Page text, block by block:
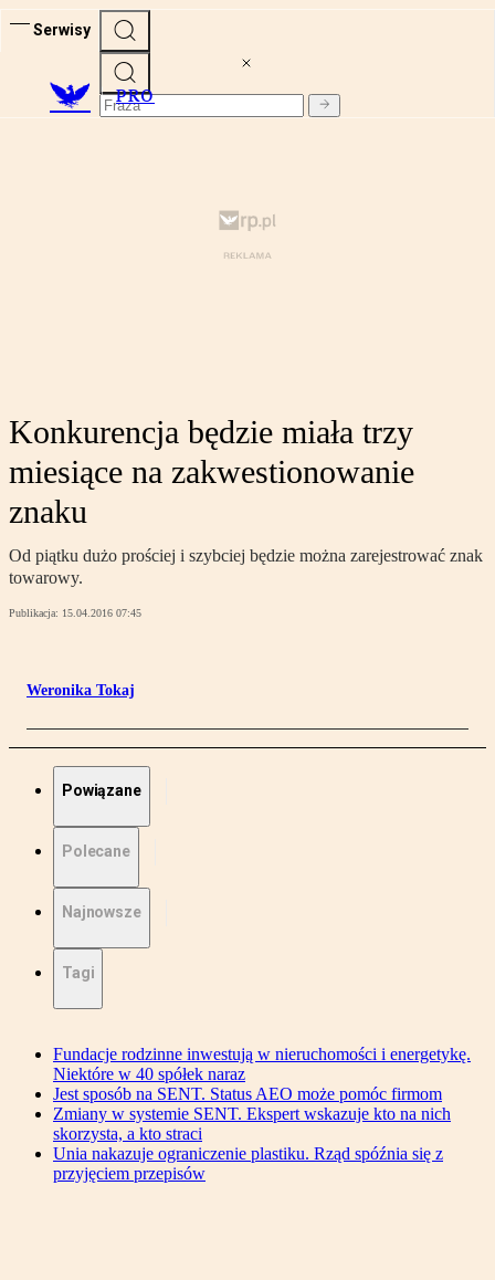
Serwisy
PRO
Konkurencja będzie miała trzy
miesiące na zakwestionowanie
znaku
Od piątku dużo prościej i szybciej będzie można zarejestrować znak
towarowy.
Publikacja: 15.04.2016 07:45
Weronika Tokaj
Powiązane
Polecane
Najnowsze
Tagi
Fundacje rodzinne inwestują w nieruchomości i energetykę.
Niektóre w 40 spółek naraz
Jest sposób na SENT. Status AEO może pomóc firmom
Zmiany w systemie SENT. Ekspert wskazuje kto na nich
skorzysta, a kto straci
Unia nakazuje ograniczenie plastiku. Rząd spóźnia się z
przyjęciem przepisów